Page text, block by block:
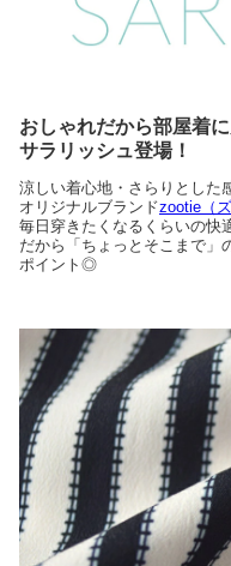
おしゃれだから部屋着
サラリッシュ登場！
涼しい着心地・さらりとした
オリジナルブランドzootie（
毎日穿きたくなるくらいの快
だから「ちょっとそこまで」
ポイント◎